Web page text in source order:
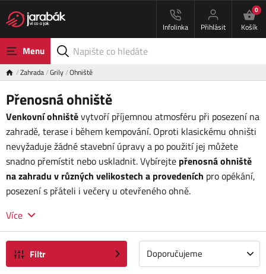
Infolinka Přihlásit
0
Košík
Menu
Zahrada Grily Ohniště
Přenosná ohniště
Venkovní ohništěvytvoří příjemnou atmosféru při posezení na
zahradě, terase i během kempování. Oproti klasickému ohništi
nevyžaduje žádné stavební úpravy a po použití jej můžete
snadno přemístit nebo uskladnit. Vybírejte přenosná ohniště
na zahradu v různých velikostech a provedeních pro opékání,
posezení s přáteli i večery u otevřeného ohně.
Více
Filtr Doporučujeme